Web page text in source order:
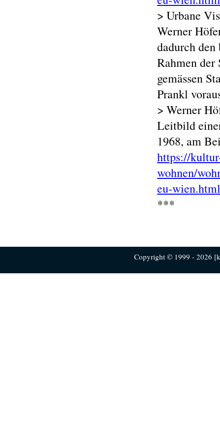
> Urbane
Werner
dadurch den
Rahmen
gemässen
Prankl
> Werner
Leitbild
1968, am
https://
wohnen/
eu-wien.html
***
Copyright © 1999 - 2026